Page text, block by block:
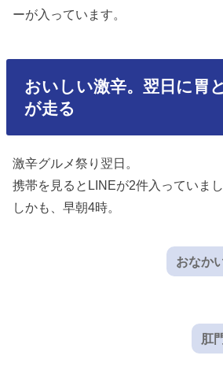
ーが入っています。
おいしい激辛。翌日に胃
が走る
激辛グルメ祭り翌日。
携帯を見るとLINEが2件入っていまし
しかも、早朝4時。
おなか
肛